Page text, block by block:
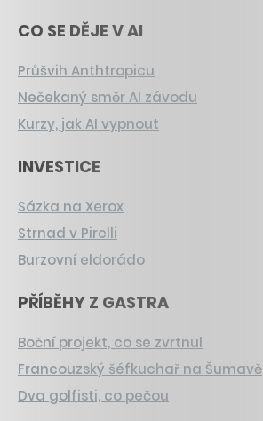
CO SE DĚJE V AI
Průšvih Anthtropicu
Nečekaný směr AI závodu
Kurzy, jak AI vypnout
INVESTICE
Sázka na Xerox
Strnad v Pirelli
Burzovní eldorádo
PŘÍBĚHY Z GASTRA
Boční projekt, co se zvrtnul
Francouzský šéfkuchař na Šumavě
Dva golfisti, co pečou